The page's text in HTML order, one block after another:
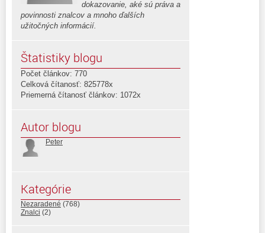
dokazovanie, aké sú práva a
povinnosti znalcov a mnoho ďalších
užitočných informácií.
Štatistiky blogu
Počet článkov: 770
Celková čítanosť: 825778x
Priemerná čítanosť článkov: 1072x
Autor blogu
Peter
Kategórie
Nezaradené (768)
Znalci (2)